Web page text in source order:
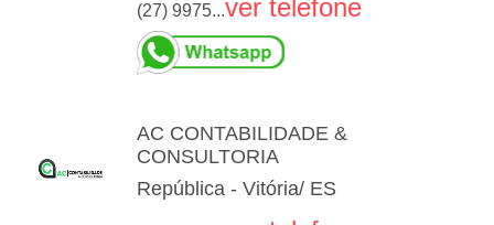
(27) 9975...ver telefone
AC CONTABILIDADE &
CONSULTORIA
República - Vitória/ ES